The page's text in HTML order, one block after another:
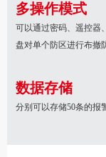
多操作模式
可以通过密码、遥控器
盘对单个防区进行布撤
数据存储
分别可以存储50条的报